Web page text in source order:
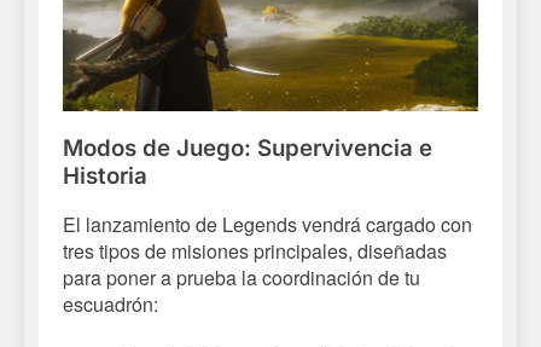
Modos de Juego: Supervivencia e
Historia
El lanzamiento de Legends vendrá cargado con
tres tipos de misiones principales, diseñadas
para poner a prueba la coordinación de tu
escuadrón: